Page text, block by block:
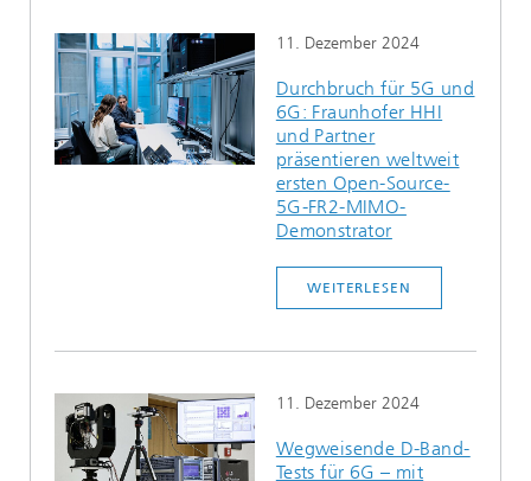
11. Dezember 2024
Durchbruch für 5G und
6G: Fraunhofer HHI
und Partner
präsentieren weltweit
ersten Open-Source-
5G-FR2-MIMO-
Demonstrator
WEITERLESEN
11. Dezember 2024
Wegweisende D-Band-
Tests für 6G – mit